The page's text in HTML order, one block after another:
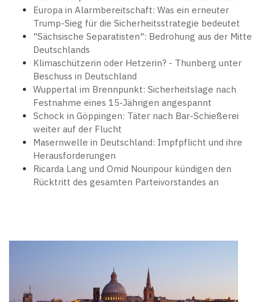
Europa in Alarmbereitschaft: Was ein erneuter
Trump-Sieg für die Sicherheitsstrategie bedeutet
"Sächsische Separatisten": Bedrohung aus der Mitte
Deutschlands
Klimaschützerin oder Hetzerin? - Thunberg unter
Beschuss in Deutschland
Wuppertal im Brennpunkt: Sicherheitslage nach
Festnahme eines 15-Jährigen angespannt
Schock in Göppingen: Täter nach Bar-Schießerei
weiter auf der Flucht
Masernwelle in Deutschland: Impfpflicht und ihre
Herausforderungen
Ricarda Lang und Omid Nouripour kündigen den
Rücktritt des gesamten Parteivorstandes an